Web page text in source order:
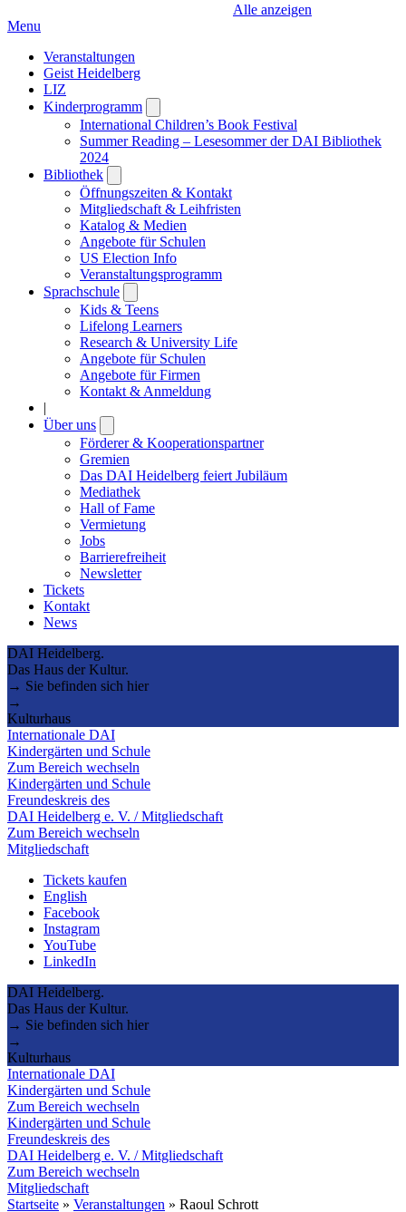
Alle anzeigen
Menu
Veranstaltungen
Geist Heidelberg
LIZ
Kinderprogramm
submenu
International Children’s Book Festival
Summer Reading – Lesesommer der DAI Bibliothek
2024
Bibliothek
submenu
Öffnungszeiten & Kontakt
Mitgliedschaft & Leihfristen
Katalog & Medien
Angebote für Schulen
US Election Info
Veranstaltungsprogramm
Sprachschule
submenu
Kids & Teens
Lifelong Learners
Research & University Life
Angebote für Schulen
Angebote für Firmen
Kontakt & Anmeldung
|
Über uns
submenu
Förderer & Kooperationspartner
Gremien
Das DAI Heidelberg feiert Jubiläum
Mediathek
Hall of Fame
Vermietung
Jobs
Barrierefreiheit
Newsletter
Tickets
Kontakt
News
DAI Heidelberg.
Das Haus der Kultur.
→ Sie befinden sich hier
→
Kulturhaus
Internationale DAI
Kindergärten und Schule
Zum Bereich wechseln
Kindergärten und Schule
Freundeskreis des
DAI Heidelberg e. V. / Mitgliedschaft
Zum Bereich wechseln
Mitgliedschaft
Tickets kaufen
English
Facebook
Instagram
YouTube
LinkedIn
DAI Heidelberg.
Das Haus der Kultur.
→ Sie befinden sich hier
→
Kulturhaus
Internationale DAI
Kindergärten und Schule
Zum Bereich wechseln
Kindergärten und Schule
Freundeskreis des
DAI Heidelberg e. V. / Mitgliedschaft
Zum Bereich wechseln
Mitgliedschaft
Startseite » Veranstaltungen » Raoul Schrott